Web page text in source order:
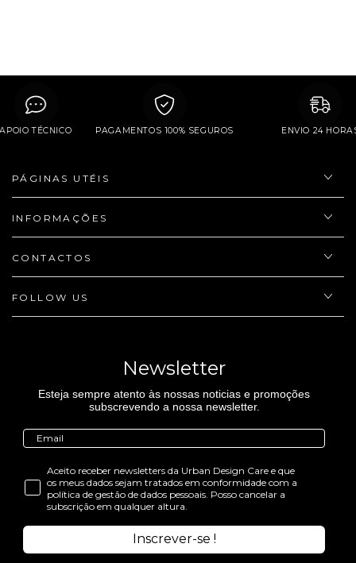
APOIO TÉCNICO PAGAMENTOS 100% SEGUROS ENVIO 24
PÁGINAS UTÉIS
INFORMAÇÕES
CONTACTOS
FOLLOW US
Newsletter
Esteja sempre atento às nossas noticias e promoções
subscrevendo a nossa newsletter.
Aceito receber newsletters da Urban Design Care e que
os meus dados sejam tratados em conformidade com a
política de gestão de dados pessoais. Posso cancelar a
subscrição em qualquer altura.
Inscrever-se !